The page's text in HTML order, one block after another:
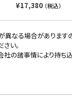
¥17,380 （税込）
なる場合があります
い。
社の諸事情により持ち